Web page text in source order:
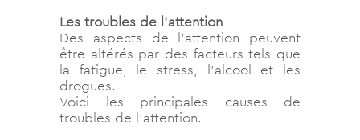
Les troubles de l’attention
Des aspects de l’attention peuvent
être altérés par des facteurs tels que
la fatigue, le stress, l’alcool et les
drogues.
Voici les principales causes de
troubles de l’attention.